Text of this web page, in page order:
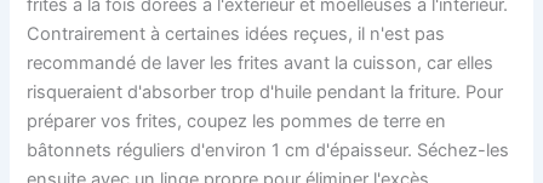
frites à la fois dorées à l'extérieur et moelleuses à l'intérieur.
Contrairement à certaines idées reçues, il n'est pas
recommandé de laver les frites avant la cuisson, car elles
risqueraient d'absorber trop d'huile pendant la friture. Pour
préparer vos frites, coupez les pommes de terre en
bâtonnets réguliers d'environ 1 cm d'épaisseur. Séchez-les